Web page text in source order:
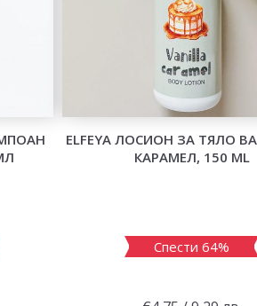
ELFEYA ЛОСИОН ЗА ТЯЛО
КАРАМЕЛ, 150 ML
Спести 64%